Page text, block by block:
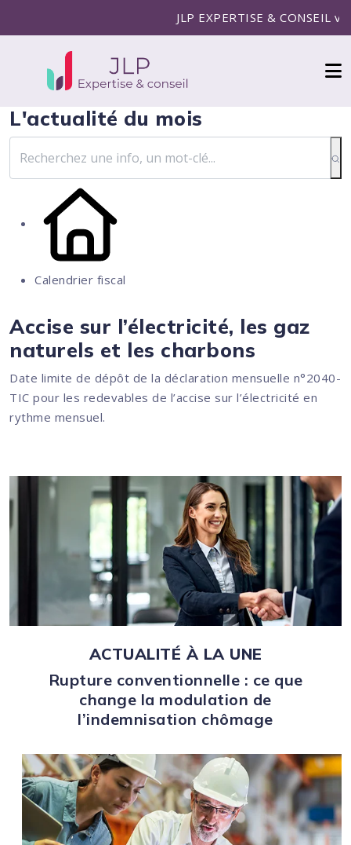
JLP EXPERTISE & CONSEIL
L'actualité du mois
Calendrier fiscal
Accise sur l’électricité, les gaz
naturels et les charbons
Date limite de dépôt de la déclaration mensuelle n°2040-
TIC pour les redevables de l’accise sur l’électricité en
rythme mensuel.
ACTUALITÉ À LA UNE
Rupture conventionnelle : ce que
change la modulation de
l’indemnisation chômage